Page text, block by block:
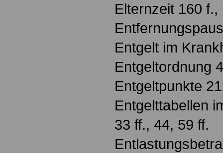
Elternzeit 160 f.,
Entgelt im
Entgeltordnung
Entgeltpunkte
Entgelttabellen
33 ff., 44, 59 ff.